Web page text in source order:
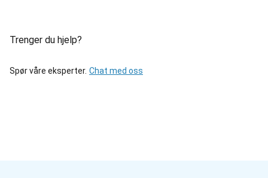
Trenger du hjelp?
Spør våre eksperter. Chat med oss